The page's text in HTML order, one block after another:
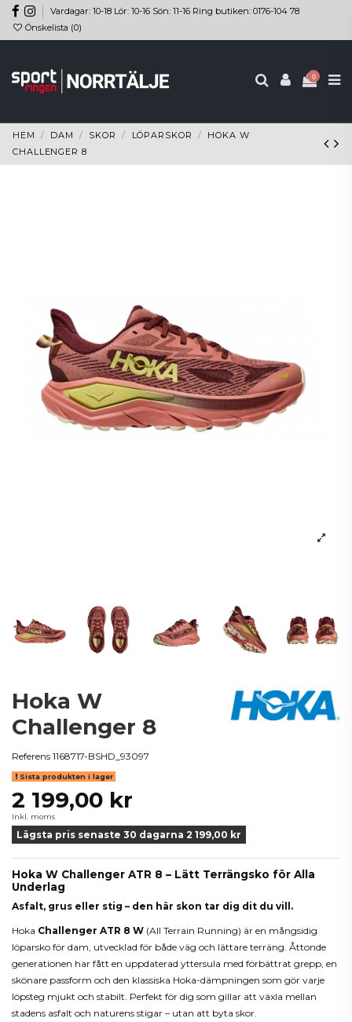
Vardagar: 10-18 Lör: 10-16 Sön: 11-16 Ring butiken: 0176-104 78
Önskelista (0)
0
HEM DAM SKOR LÖPARSKOR
HOKA W
CHALLENGER 8
Hoka W
Challenger 8
Referens 1168717-BSHD_93097
Sista produkten i lager
2 199,00 kr
Inkl. moms
Lägsta pris senaste 30 dagarna 2 199,00 kr
Hoka W Challenger ATR 8 – Lätt Terrängsko för Alla
Underlag
Asfalt, grus eller stig – den här skon tar dig dit du vill.
Hoka Challenger ATR 8 W (All Terrain Running) är en mångsidig
löparsko för dam, utvecklad för både väg och lättare terräng. Åttonde
generationen har fått en uppdaterad yttersula med förbättrat grepp, en
skönare passform och den klassiska Hoka-dämpningen som gör varje
löpsteg mjukt och stabilt. Perfekt för dig som gillar att växla mellan
stadens asfalt och naturens stigar – utan att byta skor.